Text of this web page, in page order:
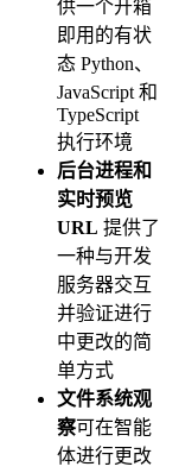
供一个开箱
即用的有状
态 Python、
JavaScript 和
TypeScript
执行环境
后台进程和
实时预览
URL 提供了
一种与开发
服务器交互
并验证进行
中更改的简
单方式
文件系统观
察可在智能
体进行更改